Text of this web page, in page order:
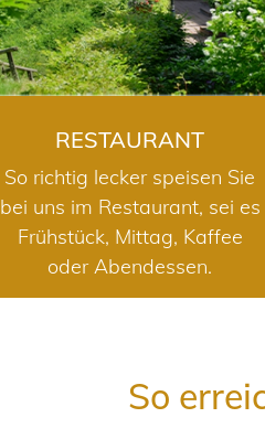
RESTAURANT
So richtig lecker speisen Sie
bei uns im Restaurant, sei es
Frühstück, Mittag, Kaffee
oder Abendessen.
So